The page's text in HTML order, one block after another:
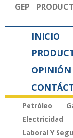
GEP
INICIO
OPINIÓN
Petróleo
Electricidad
Laboral Y